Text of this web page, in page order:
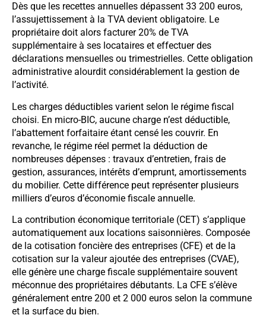
Dès que les recettes annuelles dépassent 33 200 euros,
l’assujettissement à la TVA devient obligatoire. Le
propriétaire doit alors facturer 20% de TVA
supplémentaire à ses locataires et effectuer des
déclarations mensuelles ou trimestrielles. Cette obligation
administrative alourdit considérablement la gestion de
l’activité.
Les charges déductibles varient selon le régime fiscal
choisi. En micro-BIC, aucune charge n’est déductible,
l’abattement forfaitaire étant censé les couvrir. En
revanche, le régime réel permet la déduction de
nombreuses dépenses : travaux d’entretien, frais de
gestion, assurances, intérêts d’emprunt, amortissements
du mobilier. Cette différence peut représenter plusieurs
milliers d’euros d’économie fiscale annuelle.
La contribution économique territoriale (CET) s’applique
automatiquement aux locations saisonnières. Composée
de la cotisation foncière des entreprises (CFE) et de la
cotisation sur la valeur ajoutée des entreprises (CVAE),
elle génère une charge fiscale supplémentaire souvent
méconnue des propriétaires débutants. La CFE s’élève
généralement entre 200 et 2 000 euros selon la commune
et la surface du bien.